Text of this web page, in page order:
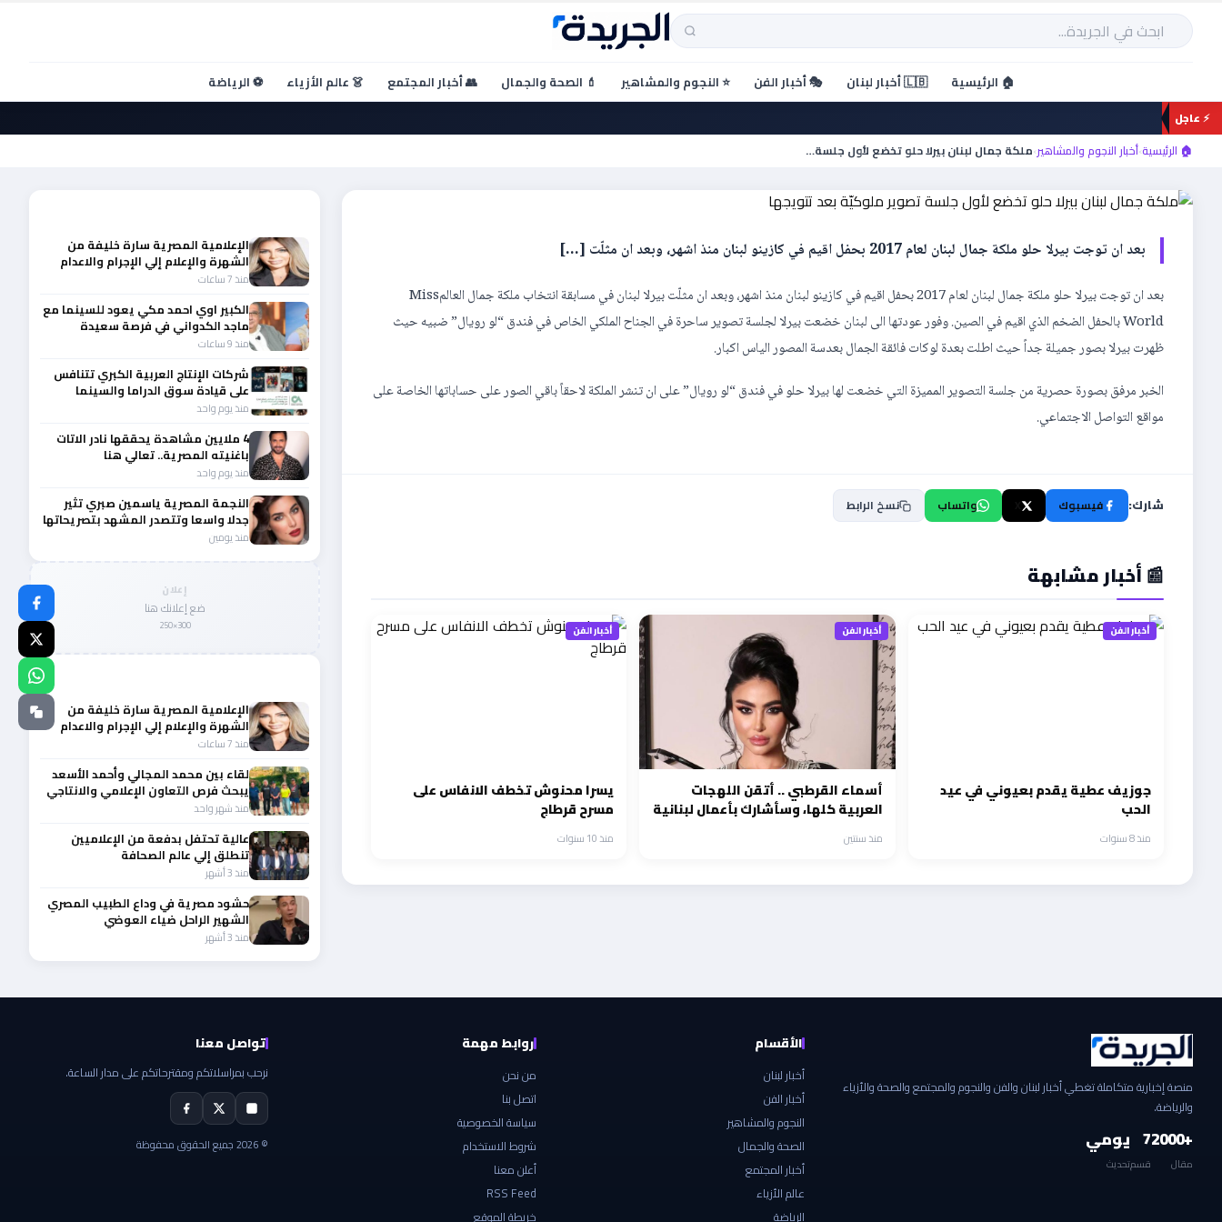
تخطي
المحتوى
بحث
🏠 الرئيسية 🇱🇧 أخبار لبنان 🎭 أخبار الفن ⭐ النجوم والمشاهير 💄 الصحة والجمال 👥 أخبار المجتمع 👗 عالم الأزياء ⚽ الرياضة
⚡ عاجل
🏠 الرئيسية›أخبار النجوم والمشاهير›ملكة جمال لبنان بيرلا حلو تخضع لأول جلسة…
ملكة جمال لبنان بيرلا حلو تخضع لأول جلسة تصوير ملوكيّة بعد
تتويجها
بعد ان توجت بيرلا حلو ملكة جمال لبنان لعام 2017 بحفل اقيم في كازينو لبنان منذ اشهر، وبعد ان مثلّت […]
بعد ان توجت بيرلا حلو ملكة جمال لبنان لعام 2017 بحفل اقيم في كازينو لبنان منذ اشهر، وبعد ان مثلّت بيرلا لبنان في مسابقة انتخاب ملكة جمال العالمMiss
World بالحفل الضخم الذي اقيم في الصين. وفور عودتها الى لبنان خضعت بيرلا لجلسة تصوير ساحرة في الجناح الملكي الخاص في فندق “لو رويال” ضبيه حيث
ظهرت بيرلا بصور جميلة جداً حيث اطلت بعدة لوكات فائقة الجمال بعدسة المصور الياس اكبار.
الخبر مرفق بصورة حصرية من جلسة التصوير المميزة التي خضعت لها بيرلا حلو في فندق “لو رويال” على ان تنشر الملكة لاحقاً باقي الصور على حساباتها الخاصة على
مواقع التواصل الاجتماعي.
شارك: فيسبوك واتساب نسخ الرابط
📰 أخبار مشابهة
أخبار الفن
جوزيف عطية يقدم بعيوني في عيد
الحب
منذ 8 سنوات
أخبار الفن
أسماء القرطبي .. أتقن اللهجات
العربية كلها، وسأشارك بأعمال لبنانية
منذ سنتين
أخبار الفن
يسرا محنوش تخطف الانفاس على
مسرح قرطاج
منذ 10 سنوات
الإعلامية المصرية سارة خليفة من
الشهرة والإعلام إلي الإجرام والاعدام
منذ 7 ساعات
الكبير اوي احمد مكي يعود للسينما مع
ماجد الكدواني في فرصة سعيدة
منذ 9 ساعات
شركات الإنتاج العربية الكبري تتنافس
على قيادة سوق الدراما والسينما
والصباح في مقدمة المشهد الإقليمي
منذ يوم واحد
4 ملايين مشاهدة يحققها نادر الاتات
باغنيته المصرية.. تعالي هنا
منذ يوم واحد
النجمة المصرية ياسمين صبري تثير
جدلا واسعا وتتصدر المشهد بتصريحاتها
الأخيرة
منذ يومين
إعلان
ضع إعلانك هنا
300×250
الإعلامية المصرية سارة خليفة من
الشهرة والإعلام إلي الإجرام والاعدام
منذ 7 ساعات
لقاء بين محمد المجالي وأحمد الأسعد
يبحث فرص التعاون الإعلامي والانتاجي
بين لبنان والأردن
منذ شهر واحد
عالية تحتفل بدفعة من الإعلاميين
تنطلق إلي عالم الصحافة
منذ 3 أشهر
حشود مصرية في وداع الطبيب المصري
الشهير الراحل ضياء العوضي
منذ 3 أشهر
منصة إخبارية متكاملة تغطي أخبار لبنان والفن والنجوم والمجتمع والصحة والأزياء
والرياضة.
+2000
مقال
7
قسم
يومي
تحديث
الأقسام
أخبار لبنان
أخبار الفن
النجوم والمشاهير
الصحة والجمال
أخبار المجتمع
عالم الأزياء
الرياضة
روابط مهمة
من نحن
اتصل بنا
سياسة الخصوصية
شروط الاستخدام
أعلن معنا
RSS Feed
خريطة الموقع
تواصل معنا
نرحب بمراسلاتكم ومقترحاتكم على مدار الساعة.
© 2026 جميع الحقوق محفوظة